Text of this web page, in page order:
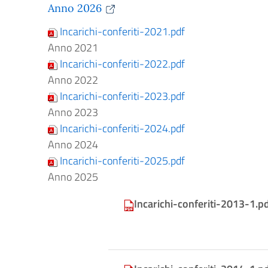
Anno 2026
Incarichi-conferiti-2021.pdf
Anno 2021
Incarichi-conferiti-2022.pdf
Anno 2022
Incarichi-conferiti-2023.pdf
Anno 2023
Incarichi-conferiti-2024.pdf
Anno 2024
Incarichi-conferiti-2025.pdf
Anno 2025
Incarichi-conferiti-2013-